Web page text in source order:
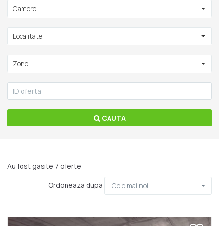
Camere
Localitate
Zone
CAUTA
Au fost gasite 7 oferte
Ordoneaza dupa Cele mai noi